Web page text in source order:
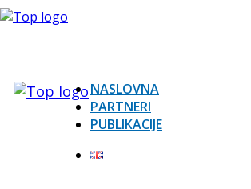
NASLOVNA
PARTNERI
PUBLIKACIJE